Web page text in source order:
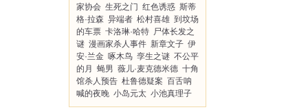
家协会 生死之门 红色诱惑 斯蒂
格·拉森 异端者 松村喜雄 到坟场
的车票 卡洛琳·哈特 尸体长发之
谜 漫画家杀人事件 新章文子 伊
安·兰金 啄木鸟 孪生之谜 不公平
的月
蝇男 薇儿·麦克德米德 十角
馆杀人预告 杜鲁德疑案 百舌呐
喊的夜晚 小岛元太 小池真理子